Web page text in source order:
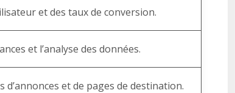
et des taux de conversion.
et l’analyse des données.
et de pages de destination.